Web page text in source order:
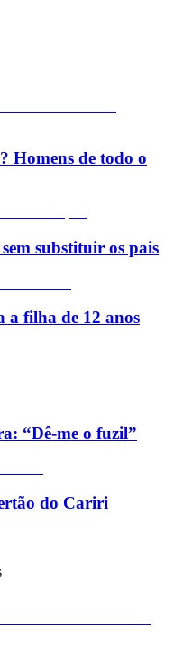
Homens de todo o
substituir os pais
a filha de 12 anos
“Dê-me o fuzil”
do Cariri